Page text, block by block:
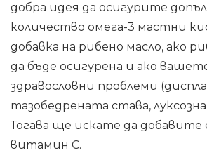
добра идея да осигурите
количество омега-3 мастни
добавка на рибено масло, ако
да бъде осигурена и ако
здравословни проблеми
тазобедрената става,
Тогава ще искате да
витамин С.